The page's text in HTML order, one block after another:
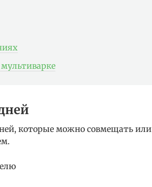
которые можно совмещать или